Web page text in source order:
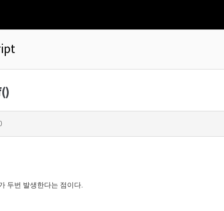
두번 발생한다는 점이다.